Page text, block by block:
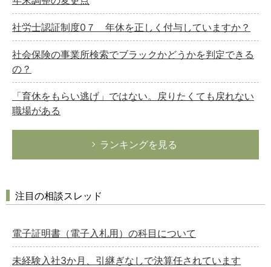
社労士認証制度0７ 年休を正しく付与していますか？
社会保険の事業所検索でブラックかどうかを判定できる
の？
「育休をもらい逃げ」ではない。戻りたくても戻れない
職場がある
ランキングを見る
注目の相談スレッド
電子証明書（電子入札用）の科目について
未経験入社3か月、引継ぎなしで決算任されています